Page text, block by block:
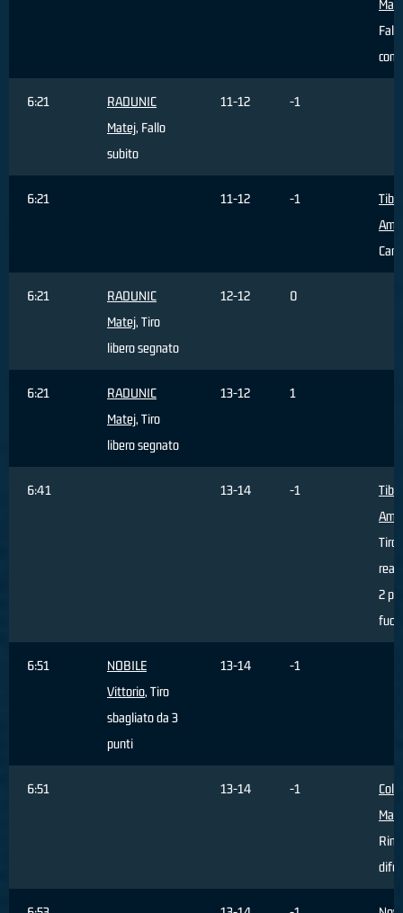
Fallo
6:21
RADUNIC
Matej, Fallo
subito
11-12 -1
6:21 11-12 -1
6:21
RADUNIC
Matej, Tiro
libero segnato
12-12 0
6:21
RADUNIC
Matej, Tiro
libero segnato
13-12 1
6:41 13-14 -1
Tiro
2
6:51
NOBILE
Vittorio, Tiro
sbagliato da 3
punti
13-14 -1
6:51 13-14 -1